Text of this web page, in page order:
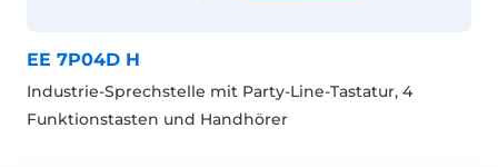
EE 7P04D H
Industrie-Sprechstelle mit Party-Line-Tastatur, 4
Funktionstasten und Handhörer